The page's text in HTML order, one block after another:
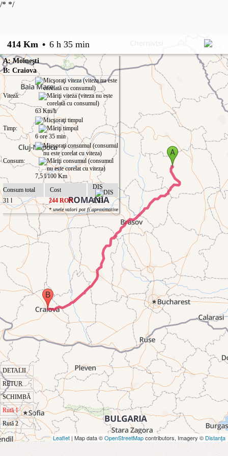
/* */
414 Km • 6 h 35 min
DETALII
RETUR
SCHIMBĂ
Rută 1
Rută 2
A: Moineşti
B: Craiova
Viteză:
63 Km/h
Timp:
6 ore 35 min
Consum:
7,5 l/100 Km
Consum total
Cost
DIS
31 l
244 RON 1,93
* unele valori pot fi aproximative